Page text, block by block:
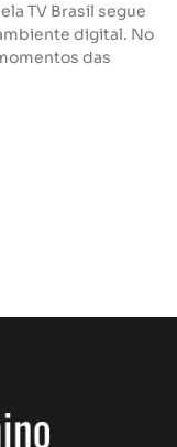
TV Brasil segue
digital. No
das